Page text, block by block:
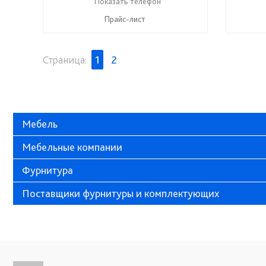
Прайс-лист
Страница: 1 2
Мебель
Мебельные компании
Фурнитура
Поставщики фурнитуры и комплектующих